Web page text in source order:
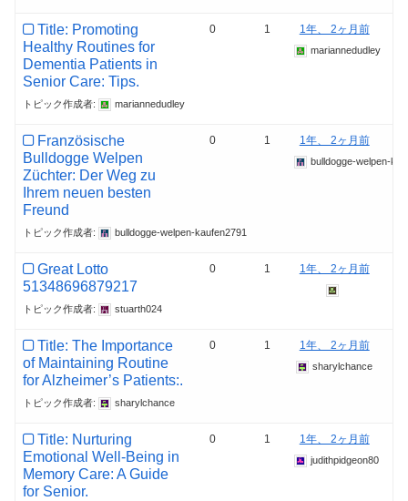
Title: Promoting
Healthy Routines for
Dementia Patients in
Senior Care: Tips.
トピック作成者: mariannedudley
0 1 1年、 2ヶ月前
mariannedudley
Französische
Bulldogge Welpen
Züchter: Der Weg zu
Ihrem neuen besten
Freund
トピック作成者: bulldogge-welpen-kaufen2791
0 1 1年、 2ヶ月前
bulldogge-welpen-
Great Lotto
51348696879217
トピック作成者: stuarth024
0 1 1年、 2ヶ月前
Title: The Importance
of Maintaining Routine
for Alzheimer’s Patients:.
トピック作成者: sharylchance
0 1 1年、 2ヶ月前
sharylchance
Title: Nurturing
Emotional Well-Being in
Memory Care: A Guide
for Senior.
0 1 1年、 2ヶ月前
judithpidgeon80